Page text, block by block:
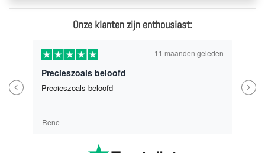
Onze klanten zijn enthousiast:
Previous
11 maanden geleden
Precieszoals beloofd
Precieszoals beloofd
Rene
Next